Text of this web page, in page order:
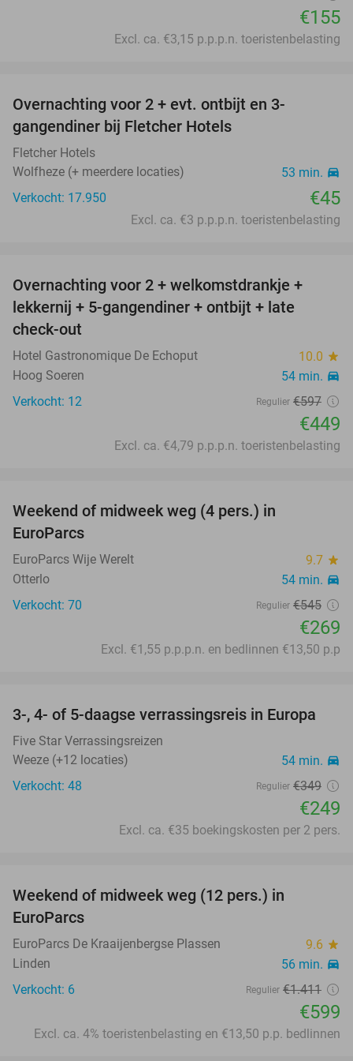
€155
Excl. ca. €3,15 p.p.p.n. toeristenbelasting
Overnachting voor 2 + evt. ontbijt en 3-
gangendiner bij Fletcher Hotels
Fletcher Hotels
Wolfheze (+ meerdere locaties)
53 min. directions_car
Verkocht: 17.950 €45
Excl. ca. €3 p.p.p.n. toeristenbelasting
Overnachting voor 2 + welkomstdrankje +
lekkernij + 5-gangendiner + ontbijt + late
check-out
Hotel Gastronomique De Echoput 10.0 star
Hoog Soeren 54 min. directions_car
Verkocht: 12 Regulier €597
€449
Excl. ca. €4,79 p.p.p.n. toeristenbelasting
Weekend of midweek weg (4 pers.) in
EuroParcs
EuroParcs Wije Werelt 9.7 star
Otterlo 54 min. directions_car
Verkocht: 70 Regulier €545
€269
Excl. €1,55 p.p.p.n. en bedlinnen €13,50 p.p
29%
3-, 4- of 5-daagse verrassingsreis in Europa
Five Star Verrassingsreizen
Weeze (+12 locaties)
54 min. directions_car
Verkocht: 48 Regulier €349
€249
Excl. ca. €35 boekingskosten per 2 pers.
Weekend of midweek weg (12 pers.) in
EuroParcs
EuroParcs De Kraaijenbergse Plassen 9.6 star
Linden 56 min. directions_car
Verkocht: 6 Regulier €1.411
€599
Excl. ca. 4% toeristenbelasting en €13,50 p.p. bedlinnen